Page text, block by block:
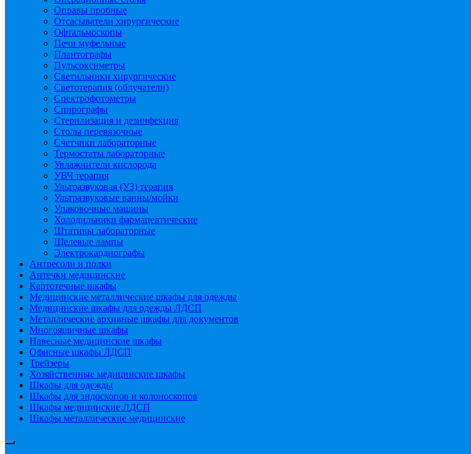
Оправы пробные
Отсасыватели хирургические
Офтальмоскопы
Печи муфельные
Плантографы
Пульсоксиметры
Светильники хирургические
Светотерапия (облучатели)
Спектрофотометры
Спирографы
Стерилизация и дезинфекция
Столы перевязочные
Счетчики лабораторные
Термостаты лабораторные
Увлажнители кислорода
УВЧ терапия
Ультразвуковая (УЗ) терапия
Ультразвуковые ванны/мойки
Упаковочные машины
Холодильники фармацевтические
Штативы лабораторные
Щелевые лампы
Электрокардиографы
Антресоли и полки
Аптечки медицинские
Картотечные шкафы
Медицинские металлические шкафы для одежды
Медицинские шкафы для одежды ЛДСП
Металлические архивные шкафы для документов
Многоящичные шкафы
Навесные медицинские шкафы
Офисные шкафы ЛДСП
Трейзеры
Хозяйственные медицинские шкафы
Шкафы для одежды
Шкафы для эндоскопов и колоноскопов
Шкафы медицинские ЛДСП
Шкафы металлические медицинские